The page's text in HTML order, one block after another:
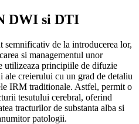
DWI si DTI
de la introducerea lor,
si managementul unor
utilizeaza principiile de difuzie
creierului cu un grad de detaliu
IRM traditionale. Astfel, permit o
tesutului cerebral, oferind
tracturilor de substanta alba si
patologii.